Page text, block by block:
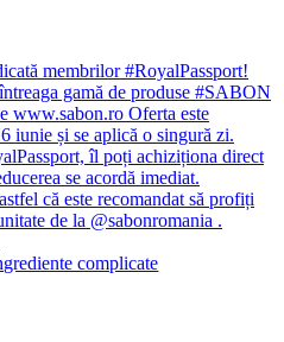
complicate